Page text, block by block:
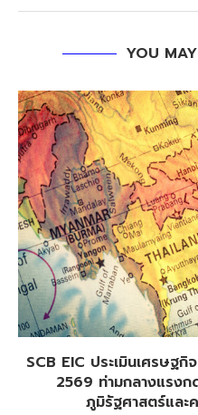
YOU
SCB EIC ประเมินเศรษฐ
2569 ท่ามกลางแรง
ภูมิรัฐศาสตร์และ